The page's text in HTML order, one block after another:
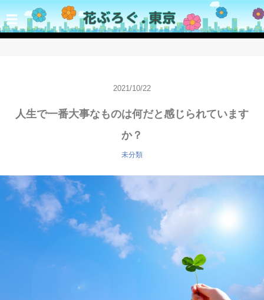
☰
2021/10/22
人生で一番大事なものは何だと感じられています
か？
未分類